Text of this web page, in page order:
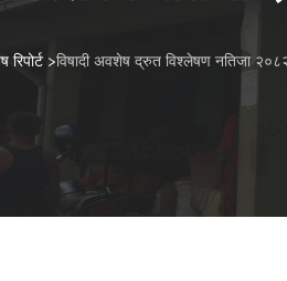
रिपोर्ट>विषादी अवशेष द्रुत विश्लेषण नतिजा